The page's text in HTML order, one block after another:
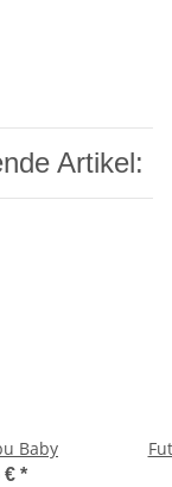
Artikel:
Baby
€ *